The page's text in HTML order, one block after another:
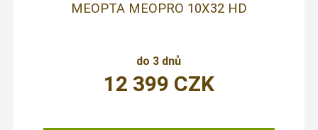
MEOPTA MEOPRO 10X32 HD
do 3 dnů
12 399 CZK